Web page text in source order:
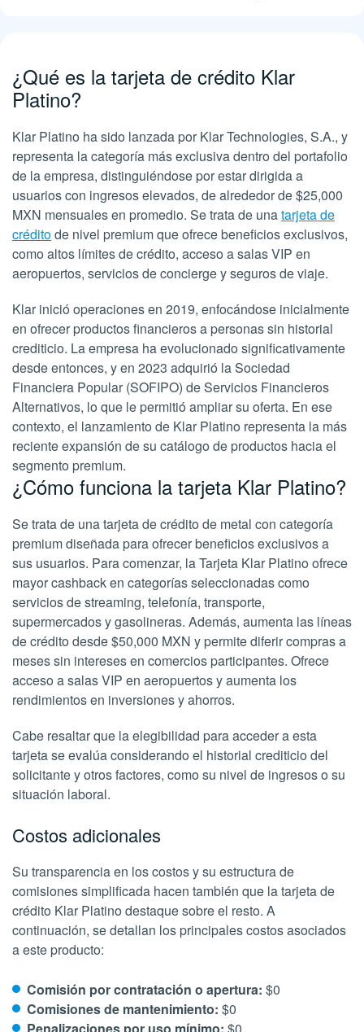
¿Qué es la tarjeta de crédito Klar
Platino?
Klar Platino ha sido lanzada por Klar Technologies, S.A., y
representa la categoría más exclusiva dentro del portafolio
de la empresa, distinguiéndose por estar dirigida a
usuarios con ingresos elevados, de alrededor de $25,000
MXN mensuales en promedio. Se trata de unatarjeta de
créditode nivel premium que ofrece beneficios exclusivos,
como altos límites de crédito, acceso a salas VIP en
aeropuertos, servicios de concierge y seguros de viaje.
Klar inició operaciones en 2019, enfocándose inicialmente
en ofrecer productos financieros a personas sin historial
crediticio. La empresa ha evolucionado significativamente
desde entonces, y en 2023 adquirió la Sociedad
Financiera Popular (SOFIPO) de Servicios Financieros
Alternativos, lo que le permitió ampliar su oferta. En ese
contexto, el lanzamiento de Klar Platino representa la más
reciente expansión de su catálogo de productos hacia el
segmento premium.
¿Cómo funciona la tarjeta Klar Platino?
Se trata de una tarjeta de crédito de metal con categoría
premium diseñada para ofrecer beneficios exclusivos a
sus usuarios. Para comenzar, la Tarjeta Klar Platino ofrece
mayor cashback en categorías seleccionadas como
servicios de streaming, telefonía, transporte,
supermercados y gasolineras. Además, aumenta las líneas
de crédito desde $50,000 MXN y permite diferir compras a
meses sin intereses en comercios participantes. Ofrece
acceso a salas VIP en aeropuertos y aumenta los
rendimientos en inversiones y ahorros.
Cabe resaltar que la elegibilidad para acceder a esta
tarjeta se evalúa considerando el historial crediticio del
solicitante y otros factores, como su nivel de ingresos o su
situación laboral.
Costos adicionales
Su transparencia en los costos y su estructura de
comisiones simplificada hacen también que la tarjeta de
crédito Klar Platino destaque sobre el resto. A
continuación, se detallan los principales costos asociados
a este producto:
Comisión por contratación o apertura: $0
Comisiones de mantenimiento: $0